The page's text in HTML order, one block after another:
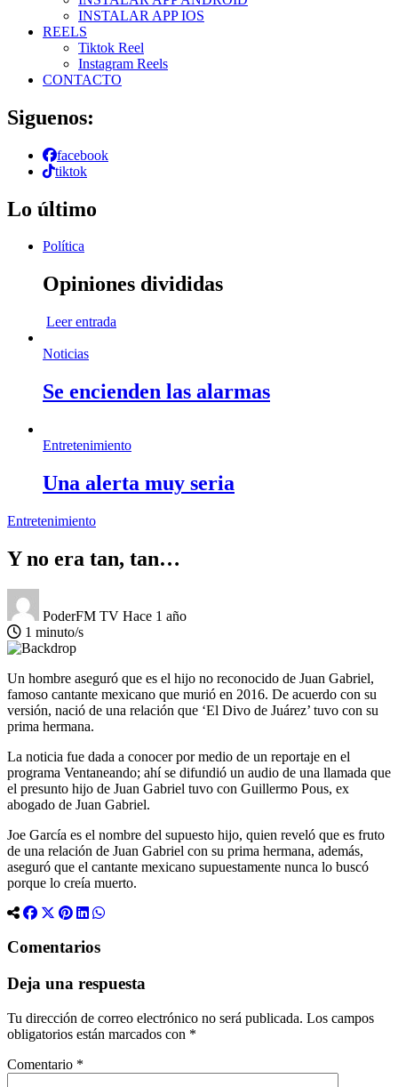
INSTALAR APP IOS
REELS
Tiktok Reel
Instagram Reels
CONTACTO
Siguenos:
facebook
tiktok
Lo último
Política
Opiniones divididas
Leer entrada
Noticias
Se encienden las alarmas
Entretenimiento
Una alerta muy seria
Entretenimiento
Y no era tan, tan…
PoderFM TV Hace 1 año
1 minuto/s
Un hombre aseguró que es el hijo no reconocido de Juan Gabriel,
famoso cantante mexicano que murió en 2016. De acuerdo con su
versión, nació de una relación que ‘El Divo de Juárez’ tuvo con su
prima hermana.
La noticia fue dada a conocer por medio de un reportaje en el
programa Ventaneando; ahí se difundió un audio de una llamada que
el presunto hijo de Juan Gabriel tuvo con Guillermo Pous, ex
abogado de Juan Gabriel.
Joe García es el nombre del supuesto hijo, quien reveló que es fruto
de una relación de Juan Gabriel con su prima hermana, además,
aseguró que el cantante mexicano supuestamente nunca lo buscó
porque lo creía muerto.
Comentarios
Deja una respuesta
Tu dirección de correo electrónico no será publicada. Los campos
obligatorios están marcados con *
Comentario *